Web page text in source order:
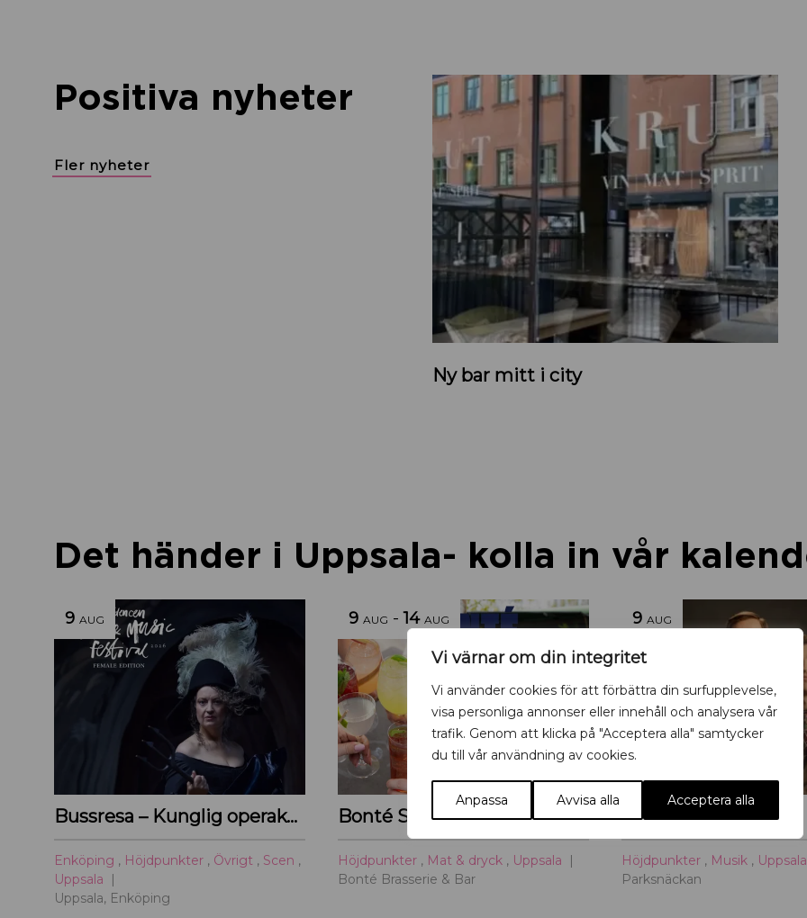
Vi värnar om din integritet
Vi använder cookies för att förbättra din surfupplevelse,
visa personliga annonser eller innehåll och analysera vår
trafik. Genom att klicka på "Acceptera alla" samtycker
du till vår användning av cookies.
Anpassa Avvisa alla Acceptera alla
Positiva nyheter
Fler nyheter
r
r
i
p
s
a
l
a
Ny bar mitt i city
Det händer i Uppsala- kolla in vår
9 AUG
Bussresa – Kunglig operakväll vid Ulriksdal 2026
Enköping , Höjdpunkter , Övrigt , Scen ,
Uppsala
Uppsala, Enköping
9 AUG -14 AUG
Bonté Summer Nights
Höjdpunkter , Mat & dryck , Uppsala
Bonté Brasserie & Bar
9 AUG
KAJ
Höjdpunkter , Musik , Uppsala
Parksnäckan